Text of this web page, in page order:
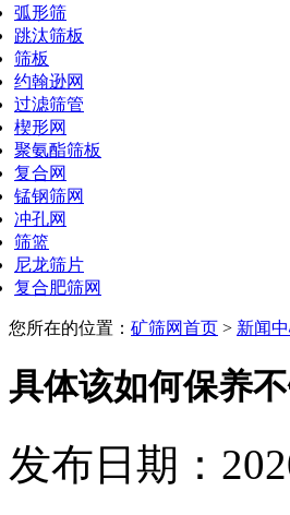
弧形筛
跳汰筛板
筛板
约翰逊网
过滤筛管
楔形网
聚氨酯筛板
复合网
锰钢筛网
冲孔网
筛篮
尼龙筛片
复合肥筛网
您所在的位置： 矿筛网首页 > 新闻
具体该如何保养
发布日期：